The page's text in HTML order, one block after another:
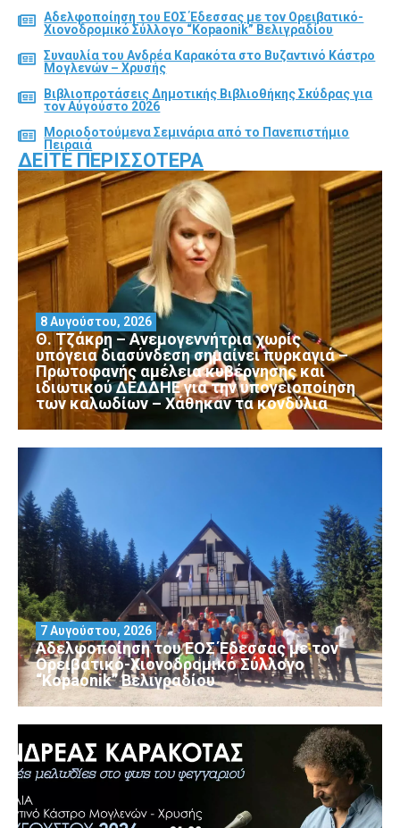
Αδελφοποίηση του ΕΟΣ Έδεσσας με τον Ορειβατικό-
Χιονοδρομικό Σύλλογο “Kopaonik” Βελιγραδίου
Συναυλία του Ανδρέα Καρακότα στο Βυζαντινό Κάστρο
Μογλενών – Χρυσής
Βιβλιοπροτάσεις Δημοτικής Βιβλιοθήκης Σκύδρας για
τον Αύγούστο 2026
Μοριοδοτούμενα Σεμινάρια από το Πανεπιστήμιο
Πειραιά
ΔΕΊΤΕ ΠΕΡΙΣΣΌΤΕΡΑ
Θ. Τζάκρη – Ανεμογεννήτρια χωρίς
υπόγεια διασύνδεση σημαίνει πυρκαγιά –
Πρωτοφανής αμέλεια κυβέρνησης και
ιδιωτικού ΔΕΔΔΗΕ για την υπογειοποίηση
των καλωδίων – Χάθηκαν τα κονδύλια
8 Αυγούστου, 2026
Αδελφοποίηση του ΕΟΣ Έδεσσας με τον
Ορειβατικό-Χιονοδρομικό Σύλλογο
“Kopaonik” Βελιγραδίου
7 Αυγούστου, 2026